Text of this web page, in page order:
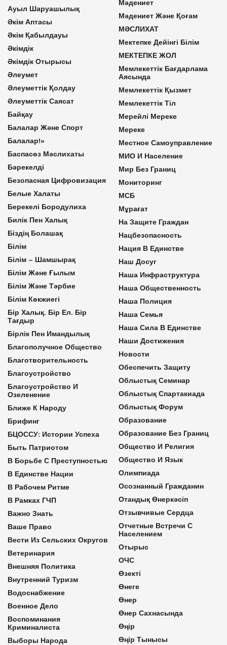
Ауыл Шаруашылық
Әкім Аптасы
Әкім Қабылдауы
Әкімдік
Әкімдік Отырысы
Әлеумет
Әлеуметтік Қолдау
Әлеуметтік Саясат
Байқау
Балалар Және Спорт
Балалар!»
Баспасөз Мәслихаты
Бәрекелді
Безопасная Цифровизация
Белые Халаты
Берекелі Бородулиха
Билік Пен Халық
Біздің Болашақ
Білім
Білім – Шамшырақ
Білім Және Ғылым
Білім Және Тәрбие
Білім Көкжиегі
Бір Халық. Бір Ел. Бір
Тағдыр
Бірлік Пен Имандылық
Благополучное Общество
Благотворительность
Благоустройство
Благоустройство И
Озеленение
Ближе К Народу
Брифинг
БЦОССУ: Истории Успеха
Быть Патриотом
В Борьбе С Преступностью
В Единстве Нации
В Рабочем Ритме
В Рамках ГЧП
Важно Знать
Ваше Право
Вести Из Сельских Округов
Ветеринария
Внешняя Политика
Внутренний Туризм
Водоснабжение
Военное Дело
Воспоминания
Криминалиста
Выборы Народа
Мәдениет
Мәдениет Және Қоғам
МӘСЛИХАТ
Мектепке Дейінгі Білім
МЕКТЕПКЕ ЖОЛ
Мемлекеттік Бағдарлама
Аясында
Мемлекеттік Қызмет
Мемлекеттік Тіл
Мерейлі Мереке
Мереке
Местное Самоуправление
МИО И Население
Мир Без Границ
Мониторинг
МСБ
Мұрағат
На Защите Граждан
Нацбезопасность
Нация В Единстве
Наш Досуг
Наша Инфраструктура
Наша Общественность
Наша Полиция
Наша Семья
Наша Сила В Единстве
Наши Достижения
Новости
Обеспечить Защиту
Облыстық Семинар
Облыстық Спартакиада
Облыстық Форум
Образование
Образование Без Границ
Общество И Религия
Общество И Язык
Олимпиада
Осознанный Гражданин
Отандық Өнеркәсіп
Отзывчивые Сердца
Отчетные Встречи С
Населением
Отырыс
ОЧС
Өзекті
Өнеге
Өнер
Өнер Сахнасында
Өңір
Өңір Тынысы